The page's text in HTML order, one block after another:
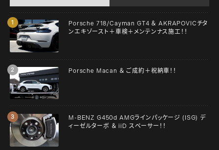
Porsche 718/Cayman GT4 ＆ AKRAPOVICチタ
ンエキゾースト＋車検＋メンテンナス施工！！
Porsche Macan ＆ ご成約＋祝納車！！
M-BENZ G450d AMGラインパッケージ (ISG) デ
ィーゼルターボ ＆ iiD スペーサー！！